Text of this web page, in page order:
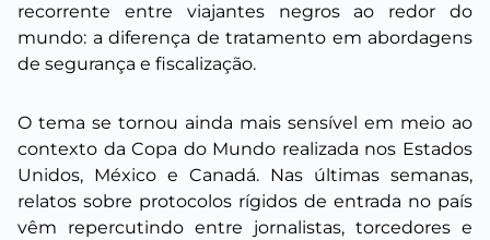
recorrente entre viajantes negros ao redor do
mundo: a diferença de tratamento em abordagens
de segurança e fiscalização.
O tema se tornou ainda mais sensível em meio ao
contexto da Copa do Mundo realizada nos Estados
Unidos, México e Canadá. Nas últimas semanas,
relatos sobre protocolos rígidos de entrada no país
vêm repercutindo entre jornalistas, torcedores e